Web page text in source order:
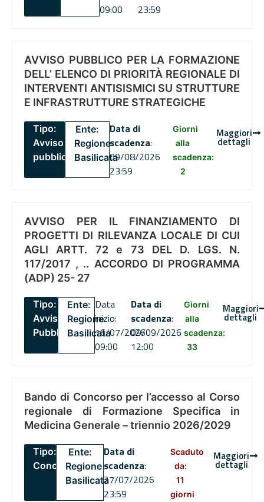
09:00
23:59
AVVISO PUBBLICO PER LA FORMAZIONE
DELL’ ELENCO DI PRIORITÀ REGIONALE DI
INTERVENTI ANTISISMICI SU STRUTTURE
E INFRASTRUTTURE STRATEGICHE
Tipo:
Avviso
pubblico
Ente:
Regione
Basilicata
Data di
scadenza:
09/08/2026
23:59
Giorni
alla
scadenza:
2
Maggiori
dettagli
AVVISO PER IL FINANZIAMENTO DI
PROGETTI DI RILEVANZA LOCALE DI CUI
AGLI ARTT. 72 e 73 DEL D. LGS. N.
117/2017 , .. ACCORDO DI PROGRAMMA
(ADP) 25- 27
Tipo:
Avviso
Pubblico
Ente:
Regione
Basilicata
Data
inizio:
16/07/2026
09:00
Data di
scadenza:
09/09/2026
12:00
Giorni
alla
scadenza:
33
Maggiori
dettagli
Bando di Concorso per l’accesso al Corso
regionale di Formazione Specifica in
Medicina Generale – triennio 2026/2029
Tipo:
Concorsi
Ente:
Regione
Basilicata
Data di
scadenza:
27/07/2026
23:59
Scaduto
da:
11
giorni
Maggiori
dettagli